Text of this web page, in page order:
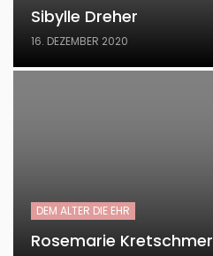
Sibylle Dreher
16. DEZEMBER 2020
DEM ALTER DIE EHR
Rosemarie Kretschmer